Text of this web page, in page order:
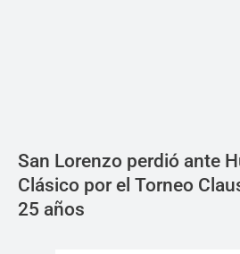
San Lorenzo perdió ante
Clásico por el Torneo
25 años